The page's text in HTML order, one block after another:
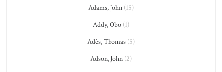
Adams, John (15)
Addy, Obo (1)
Adès, Thomas (5)
Adson, John (2)